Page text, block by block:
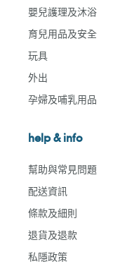
嬰兒護理及沐浴
育兒用品及安全
玩具
外出
孕婦及哺乳用品
help & info
幫助與常見問題
配送資訊
條款及細則
退貨及退款
私隱政策